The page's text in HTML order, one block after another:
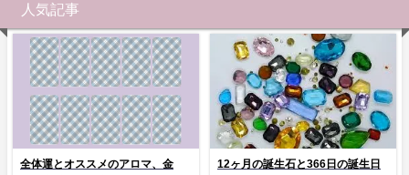
人気記事
全体運とオススメのアロマ、金
12ヶ月の誕生石と366日の誕生日